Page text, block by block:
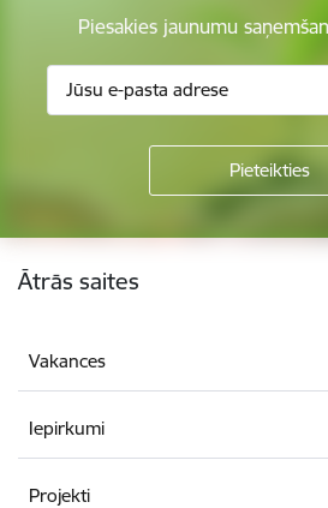
Piesakies jaunumu
Kājene
Ātrās saites
Vakances
Iepirkumi
Projekti